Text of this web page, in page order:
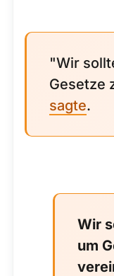
"Wir
Gesetze
sagte.
Wir
um